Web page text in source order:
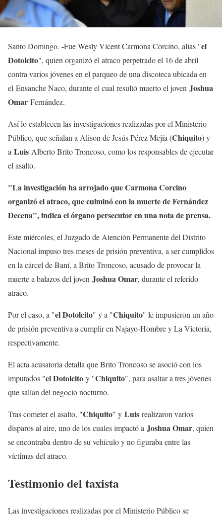
Santo Domingo. -Fue Wesly Vicent Carmona Corcino, alias "el
Dotolcito", quien organizó el atraco perpetrado el 16 de abril
contra varios jóvenes en el parqueo de una discoteca ubicada en
el Ensanche Naco, durante el cual resultó muerto el joven Joshua
Omar Fernández.
Así lo establecen las investigaciones realizadas por el Ministerio
Público, que señalan a Alison de Jesús Pérez Mejía (Chiquito) y
a Luis Alberto Brito Troncoso, como los responsables de ejecutar
el asalto.
"La investigación ha arrojado que Carmona Corcino
organizó el atraco, que culminó con la muerte de Fernández
Decena", indica el órgano persecutor en una nota de prensa.
Este miércoles, el Juzgado de Atención Permanente del Distrito
Nacional impuso tres meses de prisión preventiva, a ser cumplidos
en la cárcel de Baní, a Brito Troncoso, acusado de provocar la
muerte a balazos del joven Joshua Omar, durante el referido
atraco.
Por el caso, a "el Dotolcito" y a "Chiquito" le impusieron un año
de prisión preventiva a cumplir en Najayo-Hombre y La Victoria,
respectivamente.
El acta acusatoria detalla que Brito Troncoso se asoció con los
imputados "el Dotolcito y "Chiquito", para asaltar a tres jóvenes
que salían del negocio nocturno.
Tras cometer el asalto, "Chiquito" y Luis realizaron varios
disparos al aire, uno de los cuales impactó a Joshua Omar, quien
se encontraba dentro de su vehículo y no figuraba entre las
víctimas del atraco.
Testimonio del taxista
Las investigaciones realizadas por el Ministerio Público se